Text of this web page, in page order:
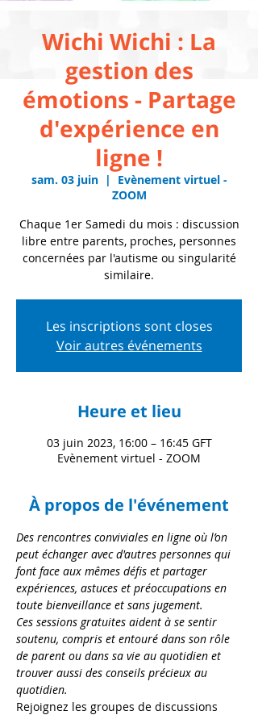
Wichi Wichi : La
gestion des
émotions - Partage
d'expérience en
ligne !
sam. 03 juin
  |
Evènement virtuel -
ZOOM
Chaque 1er Samedi du mois : discussion
libre entre parents, proches, personnes
concernées par l'autisme ou singularité
similaire.
Les inscriptions sont closes
Voir autres événements
Heure et lieu
03 juin 2023, 16:00 – 16:45 GFT
Evènement virtuel - ZOOM
À propos de l'événement
Des rencontres conviviales en ligne où l’on
peut échanger avec d'autres personnes qui
font face aux mêmes défis et partager
expériences, astuces et préoccupations en
toute bienveillance et sans jugement.
Ces sessions gratuites aident à se sentir
soutenu, compris et entouré dans son rôle
de parent ou dans sa vie au quotidien et
trouver aussi des conseils précieux au
quotidien.
Rejoignez les groupes de discussions